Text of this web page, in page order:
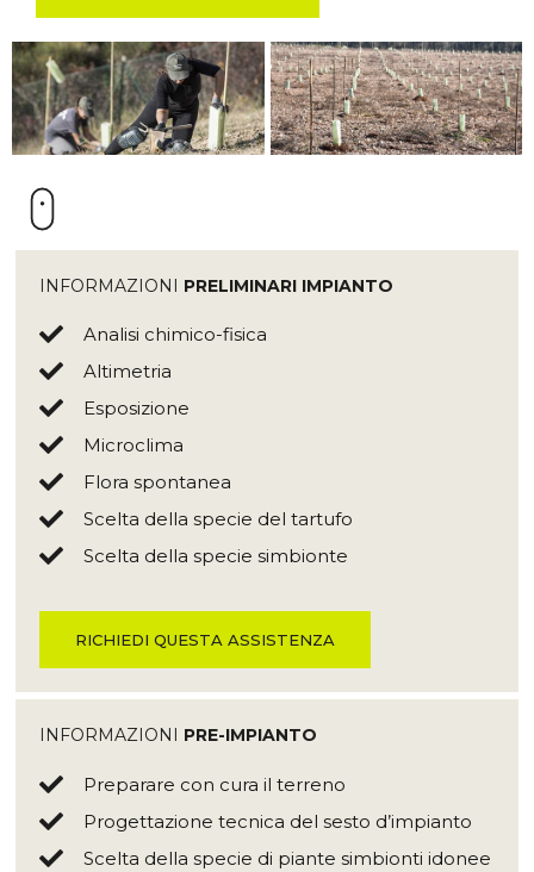
INFORMAZIONI PRELIMINARI IMPIANTO
Analisi chimico-fisica
Altimetria
Esposizione
Microclima
Flora spontanea
Scelta della specie del tartufo
Scelta della specie simbionte
RICHIEDI QUESTA ASSISTENZA
INFORMAZIONI PRE-IMPIANTO
Preparare con cura il terreno
Progettazione tecnica del sesto d’impianto
Scelta della specie di piante simbionti idonee